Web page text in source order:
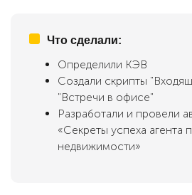
Что сделали:
Определили КЭВ
Создали скрипты
"Встречи в офисе"
Разработали и провели
«Секреты успеха агента
недвижимости»